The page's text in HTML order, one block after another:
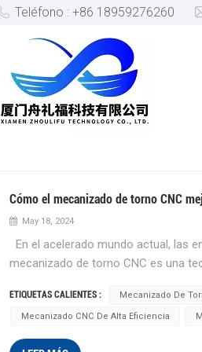
Teléfono : +86 18959276260
MECANIZADO CNC DE ALTA
Cómo el mecanizado de torno CNC
May 18, 2024
En el acelerado mundo actual, las
mecanizado de torno CNC es una
garantiza resultados precisos y
Dispositivos aeroespaciales,
estrictos. A diferencia de los tornos
ETIQUETAS CALIENTES : Mecanizado De
Mecanizado CNC De Alta Eficiencia